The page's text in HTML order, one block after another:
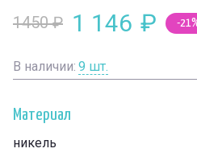
1450₽ 1 146 ₽ -
В наличии: 9 шт.
Материал
никель